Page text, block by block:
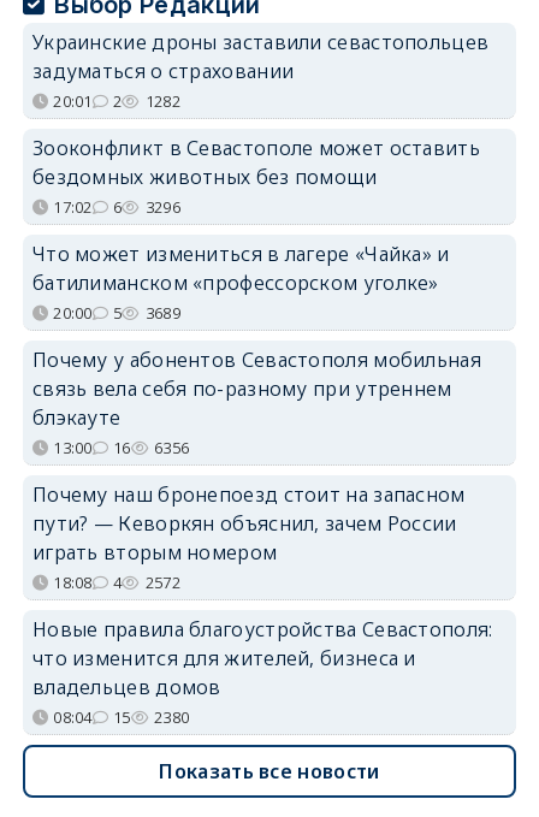
Украинские дроны заставили севастопольцев
задуматься о страховании
20:01 2 1282
Зооконфликт в Севастополе может оставить
бездомных животных без помощи
17:02 6 3296
Что может измениться в лагере «Чайка» и
батилиманском «профессорском уголке»
20:00 5 3689
Почему у абонентов Севастополя мобильная
связь вела себя по-разному при утреннем
блэкауте
13:00 16 6356
Почему наш бронепоезд стоит на запасном
пути? — Кеворкян объяснил, зачем России
играть вторым номером
18:08 4 2572
Новые правила благоустройства Севастополя:
что изменится для жителей, бизнеса и
владельцев домов
08:04 15 2380
Показать все новости